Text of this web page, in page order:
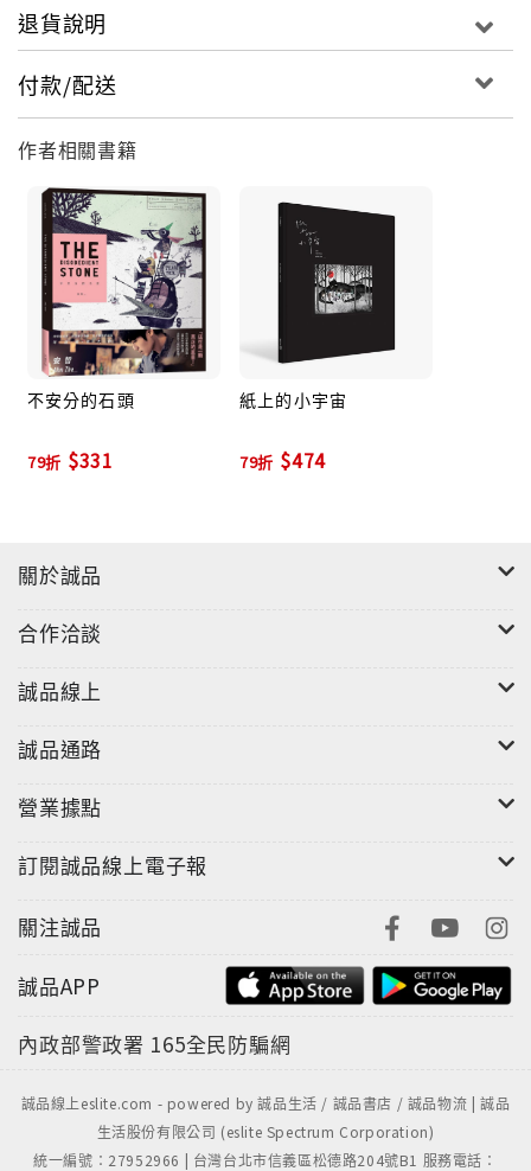
退貨說明
付款/配送
作者相關書籍
不安分的石頭
79折 $331
紙上的小宇宙
79折 $474
關於誠品
合作洽談
誠品線上
誠品通路
營業據點
訂閱誠品線上電子報
關注誠品
誠品APP
內政部警政署 165全民防騙網
誠品線上eslite.com - powered by 誠品生活 / 誠品書店 / 誠品物流 | 誠品
生活股份有限公司 (eslite Spectrum Corporation)
統一編號：27952966 | 台灣台北市信義區松德路204號B1 服務電話：